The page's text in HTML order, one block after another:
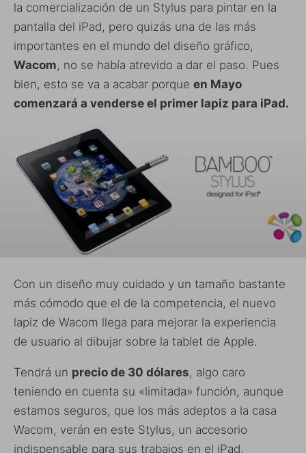
la comercialización de un Stylus para pintar en la
pantalla del iPad, pero quizás una de las más
importantes en el mundo del diseño gráfico,
Wacom, no se había atrevido a dar el paso. Pues
bien, esto se va a acabar porque en Mayo
comenzará a venderse el primer lapiz para iPad.
Con un diseño muy cuidado y un tamaño bastante
más cómodo que el de la competencia, el nuevo
lapiz de Wacom llega para mejorar la experiencia
de usuario al dibujar sobre la tablet de Apple.
Tendrá un precio de 30 dólares, algo caro
teniendo en cuenta su «limitada» función, aunque
estamos seguros, que los más adeptos a la casa
Wacom, verán en este Stylus, un accesorio
indispensable para sus trabajos en el iPad.